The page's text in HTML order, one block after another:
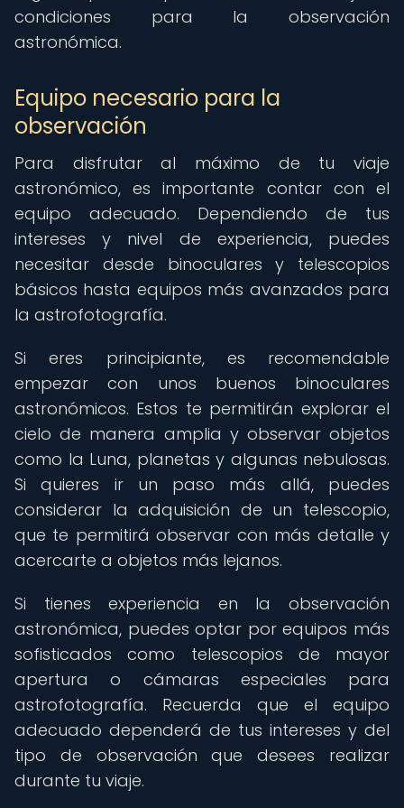
condiciones para la observación
astronómica.
Equipo necesario para la
observación
Para disfrutar al máximo de tu viaje
astronómico, es importante contar con el
equipo adecuado. Dependiendo de tus
intereses y nivel de experiencia, puedes
necesitar desde binoculares y telescopios
básicos hasta equipos más avanzados para
la astrofotografía.
Si eres principiante, es recomendable
empezar con unos buenos binoculares
astronómicos. Estos te permitirán explorar el
cielo de manera amplia y observar objetos
como la Luna, planetas y algunas nebulosas.
Si quieres ir un paso más allá, puedes
considerar la adquisición de un telescopio,
que te permitirá observar con más detalle y
acercarte a objetos más lejanos.
Si tienes experiencia en la observación
astronómica, puedes optar por equipos más
sofisticados como telescopios de mayor
apertura o cámaras especiales para
astrofotografía. Recuerda que el equipo
adecuado dependerá de tus intereses y del
tipo de observación que desees realizar
durante tu viaje.